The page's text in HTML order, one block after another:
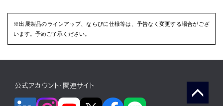
※出展製品のラインアップ、ならびに仕様等は、予告なく変更する場合がござ
います。予めご了承ください。
公式アカウント・関連サイト